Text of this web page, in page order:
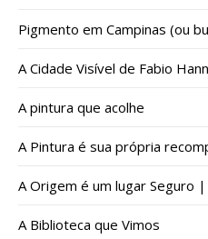
Pigmento em Campinas (ou
A Cidade Visível de Fabio
A pintura que acolhe
A Pintura é sua própria
A Origem é um lugar Seguro
A Biblioteca que Vimos